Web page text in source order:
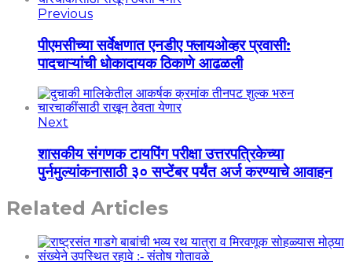
Previous
पीएमसीच्या सर्वेक्षणात एनडीए फ्लायओव्हर प्रवासी:
पादचाऱ्यांची धोकादायक ठिकाणे आढळली
Next
शासकीय संगणक टायपिंग परीक्षा उत्तरपत्रिकेच्या
पुर्नमुल्यांकनासाठी ३० सप्टेंबर पर्यंत अर्ज करण्याचे आवाहन
Related Articles